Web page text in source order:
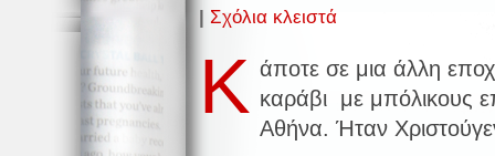
| Σχόλια κλειστά
Κ άποτε σε μια άλλη
καράβι με μπόλικους
Αθήνα. Ήταν